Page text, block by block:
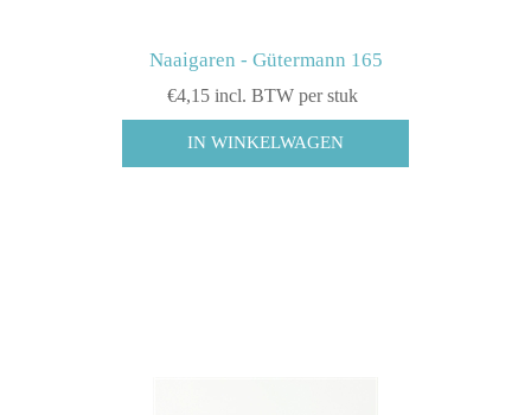
Naaigaren - Gütermann 165
€4,15 incl. BTW per stuk